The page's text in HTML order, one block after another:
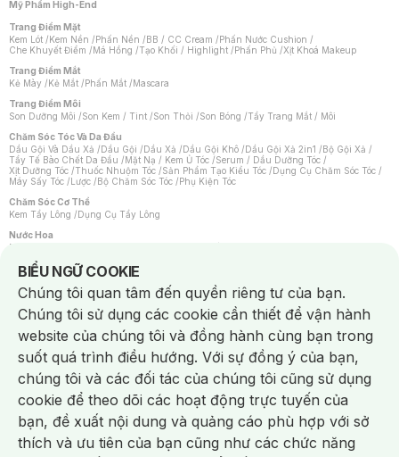
Mỹ Phẩm High-End
Trang Điểm Mặt
Kem Lót /Kem Nền /Phấn Nền /BB / CC Cream /Phấn Nước Cushion /
Che Khuyết Điểm /Má Hồng /Tạo Khối / Highlight /Phấn Phủ /Xịt Khoá Makeup
Trang Điểm Mắt
Kẻ Mày /Kẻ Mắt /Phấn Mắt /Mascara
Trang Điểm Môi
Son Dưỡng Môi /Son Kem / Tint /Son Thỏi /Son Bóng /Tẩy Trang Mắt / Môi
Chăm Sóc Tóc Và Da Đầu
Dầu Gội Và Dầu Xả /Dầu Gội /Dầu Xả /Dầu Gội Khô /Dầu Gội Xả 2in1 /Bộ Gội Xả /
Tẩy Tế Bào Chết Da Đầu /Mặt Nạ / Kem Ủ Tóc /Serum / Dầu Dưỡng Tóc /
Xịt Dưỡng Tóc /Thuốc Nhuộm Tóc /Sản Phẩm Tạo Kiểu Tóc /Dụng Cụ Chăm Sóc Tóc /
Máy Sấy Tóc /Lược /Bộ Chăm Sóc Tóc /Phụ Kiện Tóc
Chăm Sóc Cơ Thể
Kem Tẩy Lông /Dụng Cụ Tẩy Lông
Nước Hoa
Nước Hoa Nữ
Chăm Sóc Cá Nhân
Chống Muỗi /Khẩu Trang /Máy Massage/Mặt Nạ Xông Hơi /Nước Rửa Tay/
Sản Phẩm Chăm Sóc Khác /Bàn Chải Đánh Răng /Bàn Chải Điện/
Hỗ Trợ Trắng Răng/Kem Đánh Răng /Máy Tăm Nước/ Nước Súc Miệng/
Tăm / Chỉ Nha Khoa/ Xịt Thơm Miệng / Dung Dịch Vệ Sinh/Dưỡng Vùng Kín/
Khăn Ướt Vệ Sinh Vùng Kín/Băng Vệ Sinh/Tampon/Bọt Cạo Râu /Dao Cạo Râu/
Máy Cạo Râu
Vấn Đề Về Da
Da Dầu / Lỗ Chân Lông To/ Da Khô / Mất Nước/ Da Lão Hóa/ Da Mụn/
Da Nhạy Cảm / Kích Ứng
Da Xỉn Màu Thâm / Nám / Tàn Nhang
Quầng Thâm & Bọng Mắt /Sẹo /Viêm Da Cơ Địa
Dụng Cụ / Phụ Kiện Chăm Sóc Da
Bông Tẩy Trang
Khăn Lau Mặt Khô Dụng Cụ / Máy Rửa Mặt Máy Chăm Sóc Da
Dụng Cụ Chăm Sóc Khác
BIỂU NGỮ COOKIE
Notice about cookies usage
Chúng tôi quan tâm đến quyền riêng tư của bạn.
Chúng tôi sử dụng các cookie cần thiết để vận hành
website của chúng tôi và đồng hành cùng bạn trong
suốt quá trình điều hướng. Với sự đồng ý của bạn,
chúng tôi và các đối tác của chúng tôi cũng sử dụng
cookie để theo dõi các hoạt động trực tuyến của
bạn, đề xuất nội dung và quảng cáo phù hợp với sở
thích và ưu tiên của bạn cũng như các chức năng